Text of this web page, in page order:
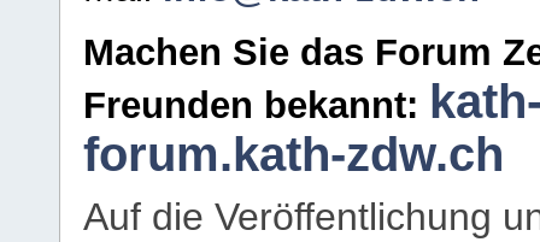
Machen Sie das Forum
Freunden bekannt:
forum.kath-zdw.ch
Auf die Veröffentlichung